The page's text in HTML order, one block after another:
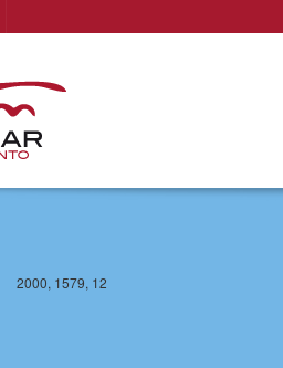
2000, 1579, 12